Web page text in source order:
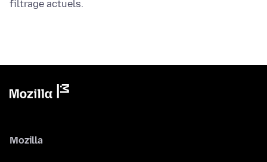
filtrage actuels.
Mozilla